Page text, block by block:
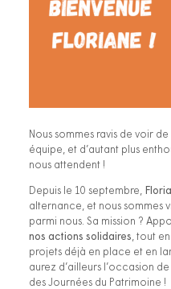
Nous sommes ravis de voir
équipe, et d’autant plus
nous attendent !
Depuis le 10 septembre,
alternance, et nous sommes
parmi nous. Sa mission ?
nos actions solidaires, tout
projets déjà en place et en
aurez d’ailleurs l’occasion
des Journées du Patrimoine !